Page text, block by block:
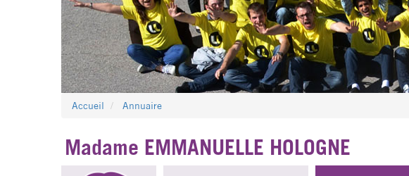
Accueil Annuaire
Madame EMMANUELLE HOLOGNE